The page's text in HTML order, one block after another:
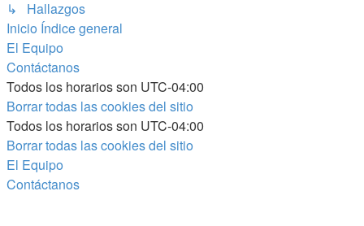
↳ Hallazgos
Inicio Índice general
El Equipo
Contáctanos
Todos los horarios son UTC-04:00
Borrar todas las cookies del sitio
Todos los horarios son UTC-04:00
Borrar todas las cookies del sitio
El Equipo
Contáctanos